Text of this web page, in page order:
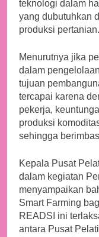
teknologi dalam
yang dubutuhkan
produksi pertanian.
Menurutnya jika
dalam
tujuan
tercapai karena
pekerja,
produksi
sehingga
Kepala Pusat
dalam kegiatan
menyampaikan
Smart Farming
READSI ini
antara Pusat